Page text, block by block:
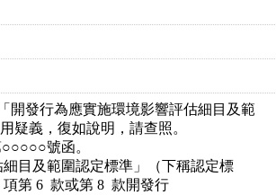
發行為應實施環境影響評估細目及範
義，復如說明，請查照。
號函。
及範圍認定標準」（下稱認定標
6 款或第 8 款開發行